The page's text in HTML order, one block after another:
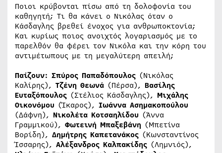
Ποιοι κρύβονται πίσω από τη δολοφονία του
καθηγητή; Τι θα κάνει ο Νικόλας όταν ο
Κάσδαγλης βρεθεί ένοχος για ανθρωποκτονία;
Και κυρίως ποιος ανοιχτός λογαριασμός με το
παρελθόν θα φέρει τον Νικόλα και την κόρη του
αντιμέτωπους με τη μεγαλύτερη απειλή;
Παίζουν: Σπύρος Παπαδόπουλος (Νικόλας
Καλίρης), Τζένη Θεωνά (Πέρσα), Βασίλης
Ευταξόπουλος (Στέλιος Κάσδαγλης), Μιχάλης
Οικονόμου (Ίκαρος), Ιωάννα Ασημακοπούλου
(Δάφνη), Νικολέτα Κοτσαηλίδου (Άννα
Γραμμικού), Φωτεινή Μπαξεβάνη (Μπετίνα
Βορίδη), Δημήτρης Καπετανάκος (Κωνσταντίνος
Ίσσαρης), Αλέξανδρος Καλπακίδης (Λημνιός),